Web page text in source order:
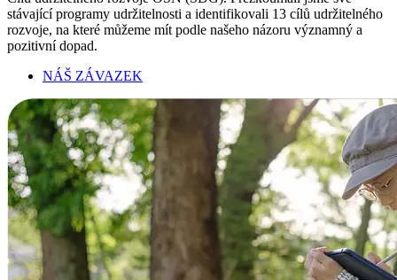
stávající programy udržitelnosti a identifikovali 13 cílů udržitelného
rozvoje, na které můžeme mít podle našeho názoru významný a
pozitivní dopad.
NÁŠ ZÁVAZEK